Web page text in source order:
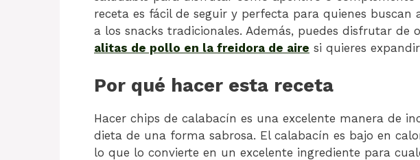
receta es fácil de seguir y perfecta para quienes buscan
a los snacks tradicionales. Además, puedes disfrutar de
alitas de pollo en la freidora de aire si quieres
Por qué hacer esta receta
Hacer chips de calabacín es una excelente manera de
dieta de una forma sabrosa. El calabacín es bajo en
lo que lo convierte en un excelente ingrediente para